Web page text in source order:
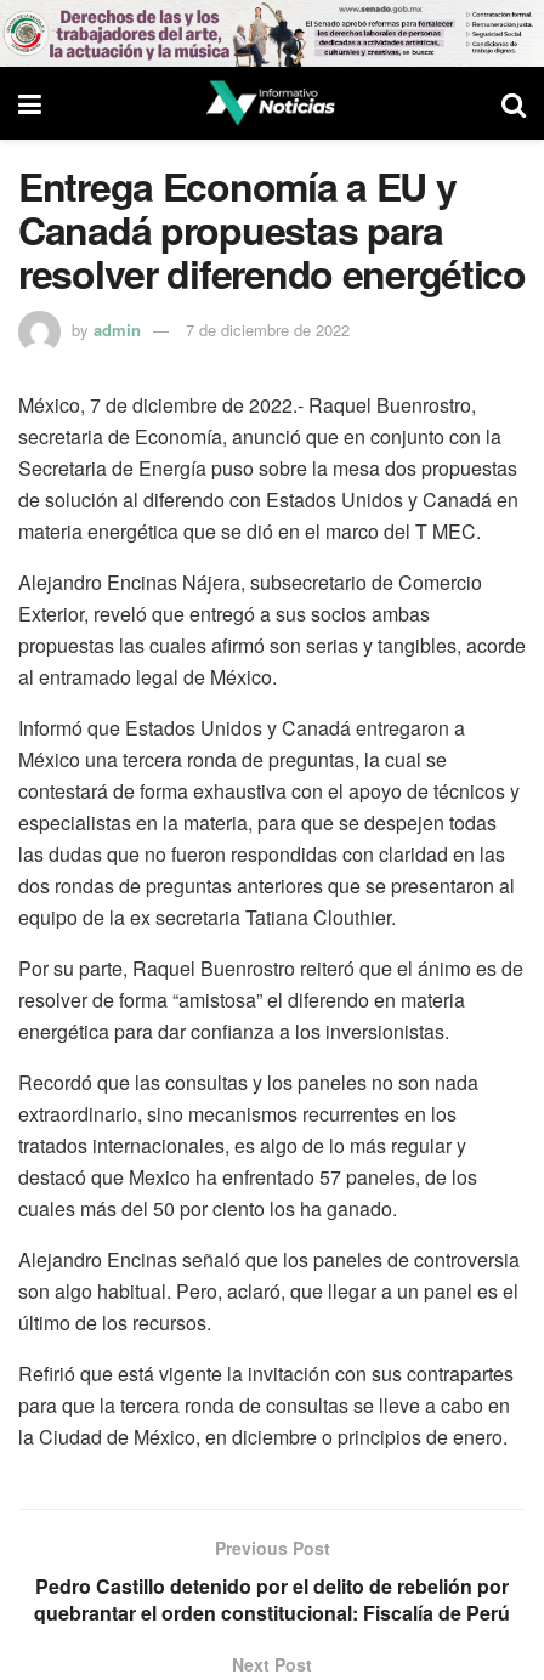
Entrega Economía a EU y
Canadá propuestas para
resolver diferendo energético
by admin 7 de diciembre de 2022
México, 7 de diciembre de 2022.- Raquel Buenrostro,
secretaria de Economía, anunció que en conjunto con la
Secretaria de Energía puso sobre la mesa dos propuestas
de solución al diferendo con Estados Unidos y Canadá en
materia energética que se dió en el marco del T MEC.
Alejandro Encinas Nájera, subsecretario de Comercio
Exterior, reveló que entregó a sus socios ambas
propuestas las cuales afirmó son serias y tangibles, acorde
al entramado legal de México.
Informó que Estados Unidos y Canadá entregaron a
México una tercera ronda de preguntas, la cual se
contestará de forma exhaustiva con el apoyo de técnicos y
especialistas en la materia, para que se despejen todas
las dudas que no fueron respondidas con claridad en las
dos rondas de preguntas anteriores que se presentaron al
equipo de la ex secretaria Tatiana Clouthier.
Por su parte, Raquel Buenrostro reiteró que el ánimo es de
resolver de forma “amistosa” el diferendo en materia
energética para dar confianza a los inversionistas.
Recordó que las consultas y los paneles no son nada
extraordinario, sino mecanismos recurrentes en los
tratados internacionales, es algo de lo más regular y
destacó que Mexico ha enfrentado 57 paneles, de los
cuales más del 50 por ciento los ha ganado.
Alejandro Encinas señaló que los paneles de controversia
son algo habitual. Pero, aclaró, que llegar a un panel es el
último de los recursos.
Refirió que está vigente la invitación con sus contrapartes
para que la tercera ronda de consultas se lleve a cabo en
la Ciudad de México, en diciembre o principios de enero.
Previous Post
Pedro Castillo detenido por el delito de rebelión por
quebrantar el orden constitucional: Fiscalía de Perú
Next Post